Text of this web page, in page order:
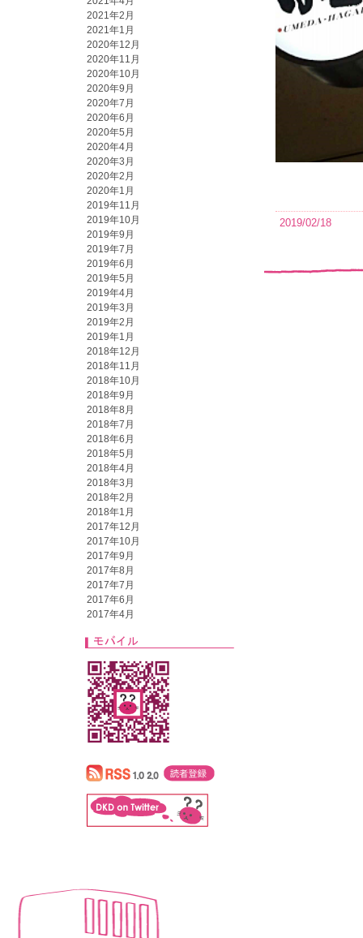
2019/02/18
2021年2月
2021年1月
2020年12月
2020年11月
2020年10月
2020年9月
2020年7月
2020年6月
2020年5月
2020年4月
2020年3月
2020年2月
2020年1月
2019年11月
2019年10月
2019年9月
2019年7月
2019年6月
2019年5月
2019年4月
2019年3月
2019年2月
2019年1月
2018年12月
2018年11月
2018年10月
2018年9月
2018年8月
2018年7月
2018年6月
2018年5月
2018年4月
2018年3月
2018年2月
2018年1月
2017年12月
2017年10月
2017年9月
2017年8月
2017年7月
2017年6月
2017年4月